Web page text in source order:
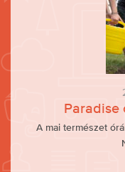
Paradise
A mai természet